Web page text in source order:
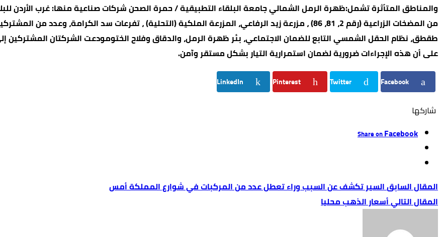
والمناطق المتأثرة تشمل:ظهرة الرمل الشمالي جامعة البلقاء التطبيقية / حمرة الصحن شركات صناعية منها: غرب الأردن
من المضخات الزراعية (رقم 2، 81، 86) ، مزرعة زيد الرفاعي، المزرعة الملكية (التحلية) ، تفرعات سد الكرامة،
طقطق، نظام الحقل الشمسي التابع للضمان الاجتماعي، بئر ظهرة الرمل، والدقاق وفلاح الختومودعت الشركتان المشتركين
على أن هذه الإجراءات ضرورية لضمان استمرارية التيار بشكل مستقر وآمن.
Facebook
Twitter
Pinterest
LinkedIn
‫‫ شاركها‬
Share onFacebook
السير تكشف عن السبب وراء تعطل عدد من المركبات في شوارع المملكة أمس
أسعار الذهب محليا